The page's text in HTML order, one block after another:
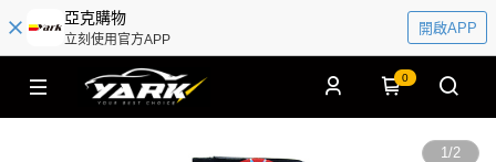
亞克購物
立刻使用官方APP
開啟APP
0
1/2